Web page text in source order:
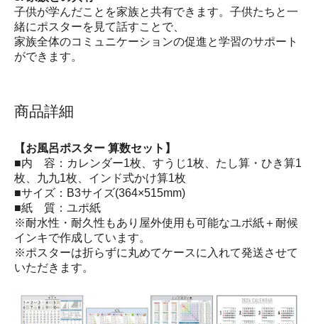
子供が学んだことを家族と共有できます。子供たちと一
緒にポスターを見て話すことで、
家族全体のコミュニケーションの促進と学習のサポート
ができます。
商品詳細
【お風呂ポスター 算数セット】
■内 容：カレンダー1枚、すうじ1枚、たし算・ひき算1
枚、九九1枚、インド式かけ算1枚
■サイズ：B3サイズ(364×515mm)
■紙 質：ユポ紙
※耐水性・耐久性もあり屋外使用も可能なユポ紙＋耐候
インキで作成しています。
※ポスターは折らずに丸めてケースに入れて発送させて
いただきます。